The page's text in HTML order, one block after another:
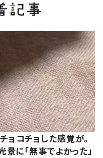
ョコチョした感覚が。
景に「無事でよかった」